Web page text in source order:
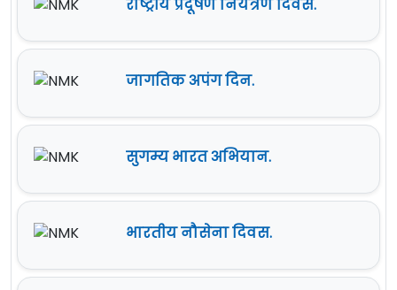
राष्ट्रीय प्रदूषण नियंत्रण दिवस.
जागतिक अपंग दिन.
सुगम्य भारत अभियान.
भारतीय नौसेना दिवस.